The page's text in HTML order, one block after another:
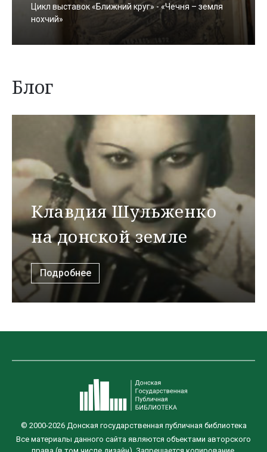
Цикл выставок «Ближний круг» - «Чечня – земля
нохчий»
Блог
Клавдия Шульженко
на донской земле
Подробнее
© 2000-2026 Донская государственная публичная библиотека
Все материалы данного сайта являются объектами авторского